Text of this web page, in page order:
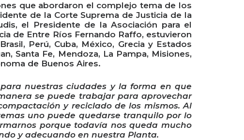
que abordaron el complejo tema de los
de la Corte Suprema de Justicia de la
el Presidente de la Asociación para el
de Entre Ríos Fernando Raffo, estuvieron
Perú, Cuba, México, Grecia y Estados
Santa Fe, Mendoza, La Pampa, Misiones,
de Buenos Aires.
nuestras ciudades y la forma en que
se puede trabajar para aprovechar
y reciclado de los mismos. Al
uno puede quedarse tranquilo por lo
porque todavía nos queda mucho
y adecuando en nuestra Planta.